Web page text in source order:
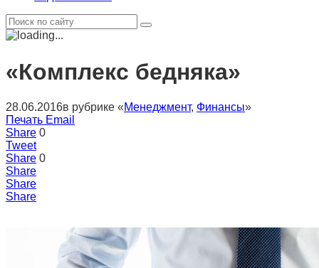
«Комплекс бедняка»
28.06.2016в рубрике «Менеджмент, Финансы»
Печать Email
Share 0
Tweet
Share 0
Share
Share
Share